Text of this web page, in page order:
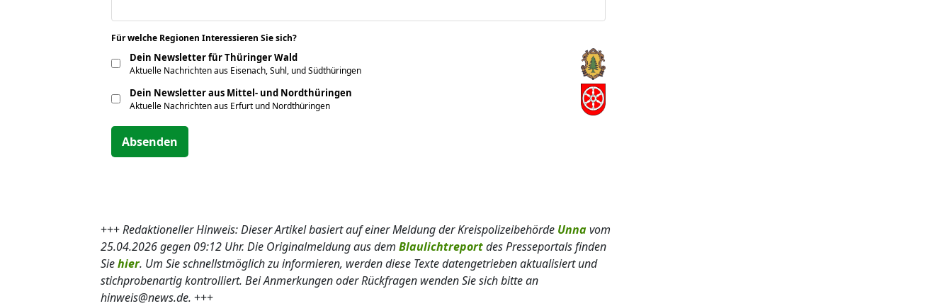
Für welche Regionen Interessieren Sie sich?
Dein Newsletter für Thüringer Wald
Aktuelle Nachrichten aus Eisenach, Suhl, und Südthüringen
Dein Newsletter aus Mittel- und Nordthüringen
Aktuelle Nachrichten aus Erfurt und Nordthüringen
Absenden
+++Redaktioneller Hinweis: Dieser Artikel basiert auf einer Meldung der Kreispolizeibehörde Unnavom
25.04.2026 gegen 09:12 Uhr. Die Originalmeldung aus dem Blaulichtreportdes Presseportals finden
Siehier. Um Sie schnellstmöglich zu informieren, werden diese Texte datengetrieben aktualisiert und
stichprobenartig kontrolliert. Bei Anmerkungen oder Rückfragen wenden Sie sich bitte an
hinweis@news.de. +++